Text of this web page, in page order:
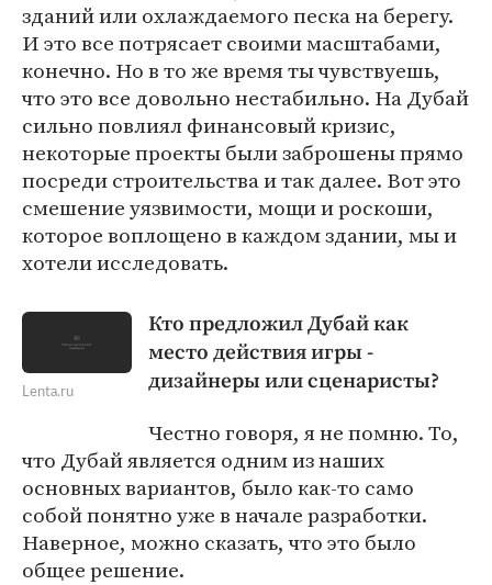
зданий или охлаждаемого песка на берегу.
И это все потрясает своими масштабами,
конечно. Но в то же время ты чувствуешь,
что это все довольно нестабильно. На Дубай
сильно повлиял финансовый кризис,
некоторые проекты были заброшены прямо
посреди строительства и так далее. Вот это
смешение уязвимости, мощи и роскоши,
которое воплощено в каждом здании, мы и
хотели исследовать.
Lenta.ru
Кто предложил Дубай как
место действия игры -
дизайнеры или сценаристы?
Честно говоря, я не помню. То,
что Дубай является одним из наших
основных вариантов, было как-то само
собой понятно уже в начале разработки.
Наверное, можно сказать, что это было
общее решение.